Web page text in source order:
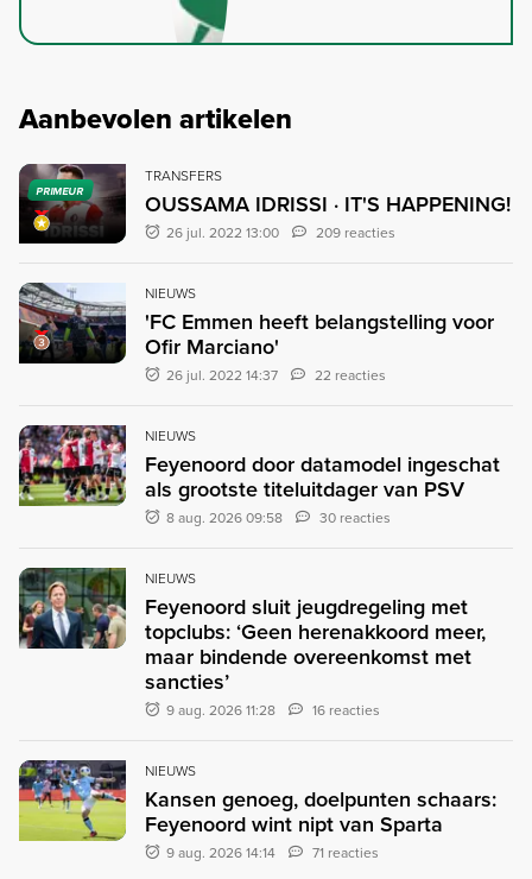
Aanbevolen artikelen
PRIMEUR
TRANSFERS
OUSSAMA IDRISSI · IT'S HAPPENING!
26 jul. 2022 13:00 209 reacties
NIEUWS
'FC Emmen heeft belangstelling voor
Ofir Marciano'
26 jul. 2022 14:37 22 reacties
NIEUWS
Feyenoord door datamodel ingeschat
als grootste titeluitdager van PSV
8 aug. 2026 09:58 30 reacties
NIEUWS
Feyenoord sluit jeugdregeling met
topclubs: ‘Geen herenakkoord meer,
maar bindende overeenkomst met
sancties’
9 aug. 2026 11:28 16 reacties
NIEUWS
Kansen genoeg, doelpunten schaars:
Feyenoord wint nipt van Sparta
9 aug. 2026 14:14 71 reacties